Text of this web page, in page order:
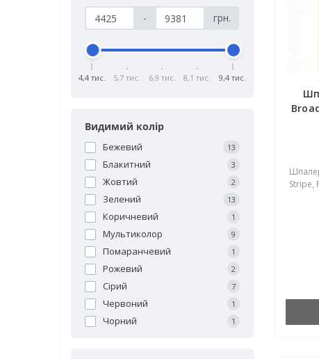
-
грн.
4,4 тис. 5,7 тис. 6,9 тис. 8,1 тис. 9,4 тис.
Видимий колір
Бежевий 13
Блакитний 3
Жовтий 2
Зелений 13
Коричневий 1
Мультиколор 9
Помаранчевий 1
Рожевий 2
Сірий 7
Червоний 1
Чорний 1
Stripe,